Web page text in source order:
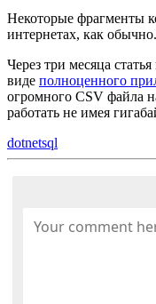
Некоторые фрагменты
интернетах, как обычно.
Через три месяца
виде полноценного
огромного CSV файла
работать не имея
dotnetsql